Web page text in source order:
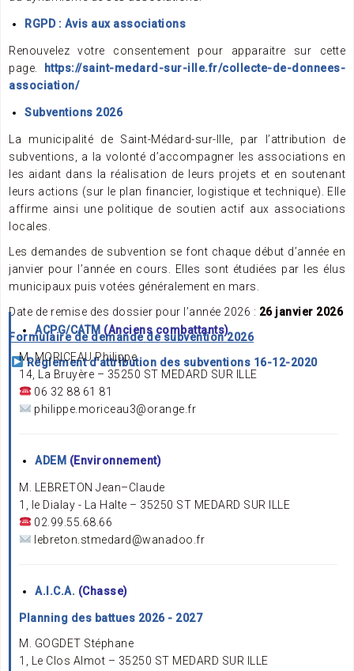
RGPD : Avis aux associations
Renouvelez votre consentement pour apparaitre sur cette
page.
https://saint-medard-sur-ille.fr/collecte-de-donnees-
association/
Subventions 2026
La municipalité de Saint-Médard-sur-Ille, par l’attribution de
subventions, a la volonté d’accompagner les associations en
les aidant dans la réalisation de leurs projets et en soutenant
leurs actions (sur le plan financier, logistique et technique). Elle
affirme ainsi une politique de soutien actif aux associations
locales.
Les demandes de subvention se font chaque début d’année en
janvier pour l’année en cours. Elles sont étudiées par les élus
municipaux puis votées généralement en mars.
Date de remise des dossier pour l’année 2026 : 26 janvier 2026
Formulaire de demande de subvention 2026
Réglement d'attribution des subventions 16-12-2020
ACPG/CATM (Anciens combattants)
M. MORICEAU Philippe
14, La Bruyère – 35250 ST MEDARD SUR ILLE
06 32 88 61 81
philippe.moriceau3@orange.fr
ADEM (Environnement)
M. LEBRETON Jean–Claude
1, le Dialay - La Halte – 35250 ST MEDARD SUR ILLE
02.99.55.68.66
lebreton.stmedard@wanadoo.fr
A.I.C.A. (Chasse)
Planning des battues 2026 - 2027
M. GOGDET Stéphane
1, Le Clos Almot – 35250 ST MEDARD SUR ILLE